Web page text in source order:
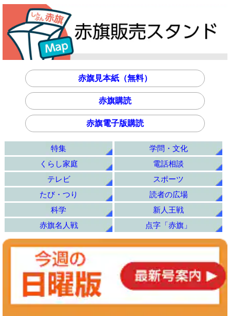
赤旗見本紙（無料）
赤旗購読
赤旗電子版購読
特集
学問・文化
くらし家庭
電話相談
テレビ
スポーツ
たび・つり
読者の広場
科学
新人王戦
赤旗名人戦
点字「赤旗」